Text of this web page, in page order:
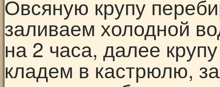
Овсяную крупу
заливаем холодной
на 2 часа, далее
кладем в кастрюлю,